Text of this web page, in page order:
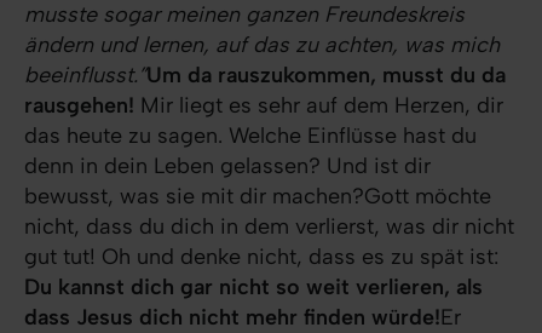
musste sogar meinen ganzen Freundeskreis
ändern und lernen, auf das zu achten, was mich
beeinflusst.”Um da rauszukommen, musst du da
rausgehen! Mir liegt es sehr auf dem Herzen, dir
das heute zu sagen. Welche Einflüsse hast du
denn in dein Leben gelassen? Und ist dir
bewusst, was sie mit dir machen?Gott möchte
nicht, dass du dich in dem verlierst, was dir nicht
gut tut! Oh und denke nicht, dass es zu spät ist:
Du kannst dich gar nicht so weit verlieren, als
dass Jesus dich nicht mehr finden würde!Er